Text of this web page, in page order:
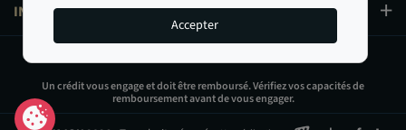
12,90 €
Ajouter au panier
INFORMATIONS
Un crédit vous engage et doit être remboursé. Vérifiez vos capacités de
remboursement avant de vous engager.
Accepter